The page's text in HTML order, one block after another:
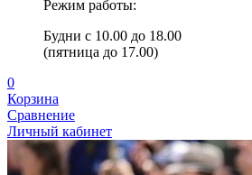
Режим работы:
Будни с 10.00 до 18.00
(пятница до 17.00)
0
Корзина
Сравнение
Личный кабинет